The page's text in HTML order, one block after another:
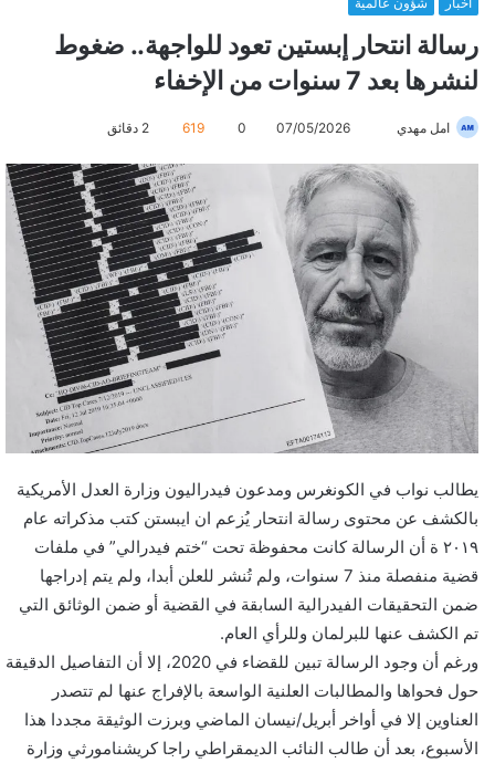
رسالة انتحار إبستين تعود للواجهة.. ضغوط
لنشرها بعد 7 سنوات من الإخفاء
امل مهدي
س
ب
ر
د
ا
ل
ك
ت
و
ن
ي
ا
07/05/2026
0
619
يطالب نواب في الكونغرس ومدعون فيدراليون وزارة العدل الأمريكية
بالكشف عن محتوى رسالة انتحار يُزعم ان ايبستن كتب مذكراته عام
٢٠١٩ ة أن الرسالة كانت محفوظة تحت “ختم فيدرالي” في ملفات
قضية منفصلة منذ 7 سنوات، ولم تُنشر للعلن أبدا، ولم يتم إدراجها
ضمن التحقيقات الفيدرالية السابقة في القضية أو ضمن الوثائق التي
تم الكشف عنها للبرلمان وللرأي العام.
ورغم أن وجود الرسالة تبين للقضاء في 2020، إلا أن التفاصيل الدقيقة
حول فحواها والمطالبات العلنية الواسعة بالإفراج عنها لم تتصدر
العناوين إلا في أواخر أبريل/نيسان الماضي وبرزت الوثيقة مجددا هذا
الأسبوع، بعد أن طالب النائب الديمقراطي راجا كريشنامورثي وزارة